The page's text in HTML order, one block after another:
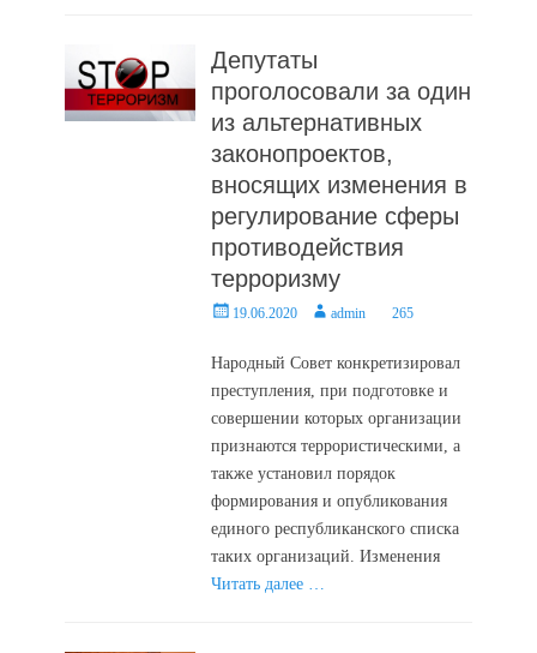
Депутаты
проголосовали за один
из альтернативных
законопроектов,
вносящих изменения в
регулирование сферы
противодействия
терроризму
Posted19.06.2020 Authoradmin 265
Народный Совет конкретизировал
преступления, при подготовке и
совершении которых организации
признаются террористическими, а
также установил порядок
формирования и опубликования
единого республиканского списка
таких организаций. Изменения
Читать далее …